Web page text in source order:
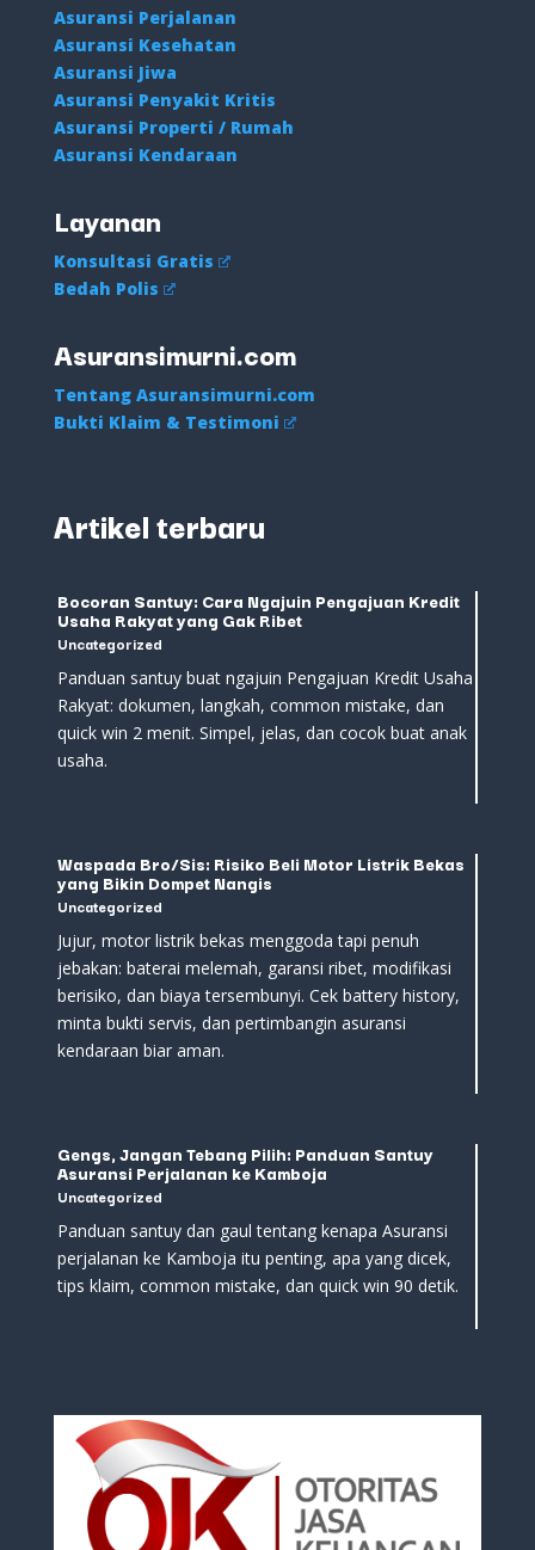
Asuransi Perjalanan
Asuransi Kesehatan
Asuransi Jiwa
Asuransi Penyakit Kritis
Asuransi Properti / Rumah
Asuransi Kendaraan
Layanan
Konsultasi Gratis
Bedah Polis
Asuransimurni.com
Tentang Asuransimurni.com
Bukti Klaim & Testimoni
Artikel terbaru
Bocoran Santuy: Cara Ngajuin Pengajuan Kredit
Usaha Rakyat yang Gak Ribet
Uncategorized
Panduan santuy buat ngajuin Pengajuan Kredit Usaha
Rakyat: dokumen, langkah, common mistake, dan
quick win 2 menit. Simpel, jelas, dan cocok buat anak
usaha.
Waspada Bro/Sis: Risiko Beli Motor Listrik Bekas
yang Bikin Dompet Nangis
Uncategorized
Jujur, motor listrik bekas menggoda tapi penuh
jebakan: baterai melemah, garansi ribet, modifikasi
berisiko, dan biaya tersembunyi. Cek battery history,
minta bukti servis, dan pertimbangin asuransi
kendaraan biar aman.
Gengs, Jangan Tebang Pilih: Panduan Santuy
Asuransi Perjalanan ke Kamboja
Uncategorized
Panduan santuy dan gaul tentang kenapa Asuransi
perjalanan ke Kamboja itu penting, apa yang dicek,
tips klaim, common mistake, dan quick win 90 detik.